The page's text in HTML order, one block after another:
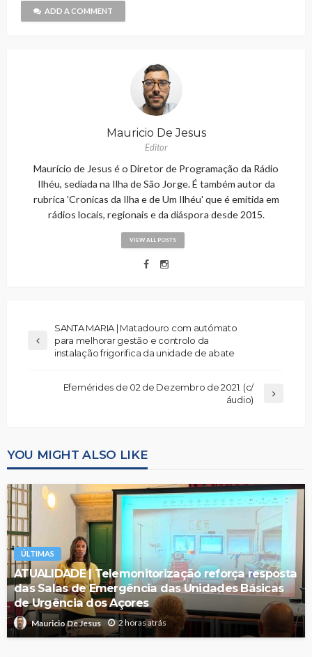
ADD A COMMENT
Mauricio De Jesus
Editor
Maurício de Jesus é o Diretor de Programação da Rádio
Ilhéu, sediada na Ilha de São Jorge. É também autor da
rubrica 'Cronicas da Ilha e de Um Ilhéu' que é emitida em
rádios locais, regionais e da diáspora desde 2015.
VIEW ALL POSTS
SANTA MARIA | Matadouro com autómato
para melhorar gestão e controlo da
instalação frigorifica da unidade de abate
Efemérides de 02 de Dezembro de 2021. (c/
áudio)
YOU MIGHT ALSO LIKE
ÚLTIMAS
ATUALIDADE | Telemonitorização reforça resposta
das Salas de Emergência das Unidades Básicas
de Urgência dos Açores
Mauricio De Jesus 2 horas atrás